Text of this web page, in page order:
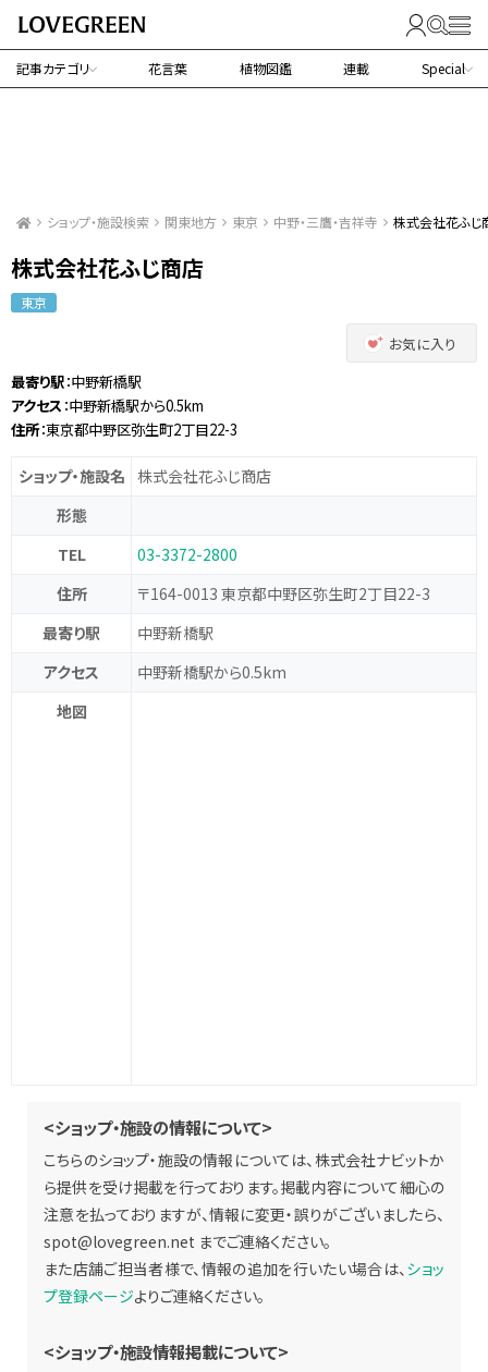
記事カテゴリ 花言葉 植物図鑑 連載 Special
ショップ・施設検索 関東地方 東京 中野・三鷹・吉祥寺 株式会社花ふじ
株式会社花ふじ商店
東京
お気に入り
最寄り駅：中野新橋駅
アクセス ：中野新橋駅から0.5km
住所：東京都中野区弥生町2丁目22-3
ショップ・施設名
株式会社花ふじ商店
形態
TEL
03-3372-2800
住所
〒164-0013 東京都中野区弥生町2丁目22-3
最寄り駅
中野新橋駅
アクセス
中野新橋駅から0.5km
地図
<ショップ・施設の情報について>
こちらのショップ・施設の情報については、株式会社ナビットか
ら提供を受け掲載を行っております。掲載内容について細心の
注意を払っておりますが、情報に変更・誤りがございましたら、
spot@lovegreen.net までご連絡ください。
また店舗ご担当者様で、情報の追加を行いたい場合は、ショッ
プ登録ページよりご連絡ください。
<ショップ・施設情報掲載について>